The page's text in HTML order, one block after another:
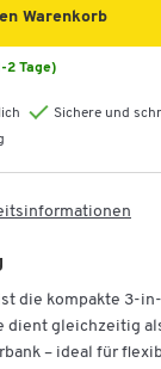
Warenkorb
2 Tage)
Sichere und
die kompakte 3-
dient gleichzeitig
– ideal für